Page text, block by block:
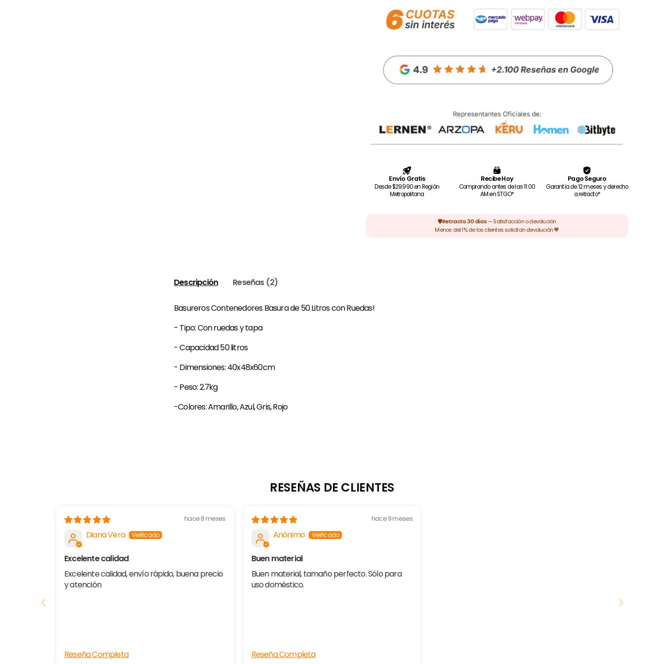
Descripción Reseñas (2)
Basureros Contenedores Basura de 50 Litros con Ruedas!
- Tipo: Con ruedas y tapa
- Capacidad 50 litros
- Dimensiones: 40x48x60cm
- Peso: 2.7kg
-Colores: Amarillo, Azul, Gris, Rojo
RESEÑAS DE CLIENTES
hace 8 meses
Diana Vera
Excelente calidad
Excelente calidad, envío rápido, buena precio
y atención
Reseña Completa
hace 9 meses
Anónimo
Buen material
Buen material, tamaño perfecto. Sólo para
uso doméstico.
Reseña Completa